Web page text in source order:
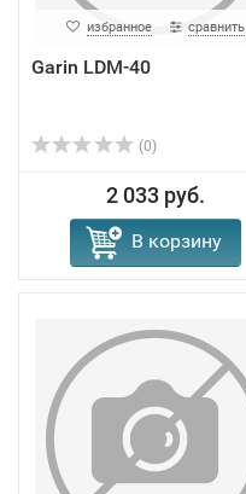
избранное сравнить
Garin LDM-40
(0)
2 033 руб.
В корзину